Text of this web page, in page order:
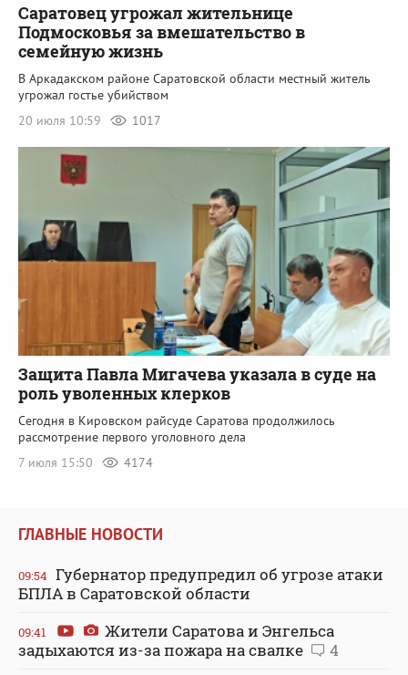
Саратовец угрожал жительнице
Подмосковья за вмешательство в
семейную жизнь
В Аркадакском районе Саратовской области местный житель
угрожал гостье убийством
20 июля 10:59
1017
Защита Павла Мигачева указала в суде на
роль уволенных клерков
Сегодня в Кировском райсуде Саратова продолжилось
рассмотрение первого уголовного дела
7 июля 15:50
4174
ГЛАВНЫЕ НОВОСТИ
09:54 Губернатор предупредил об угрозе атаки
БПЛА в Саратовской области
09:41
Жители Саратова и Энгельса
задыхаются из-за пожара на свалке
4